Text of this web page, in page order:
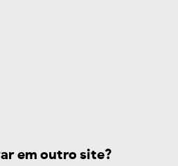
em outro site?